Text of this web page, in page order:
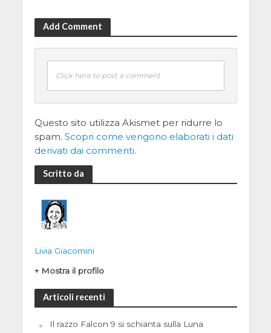
Add Comment
Click here to post a comment
Questo sito utilizza Akismet per ridurre lo
spam. Scopri come vengono elaborati i dati
derivati dai commenti.
Scritto da
Livia Giacomini
+ Mostra il profilo
Articoli recenti
Il razzo Falcon 9 si schianta sulla Luna